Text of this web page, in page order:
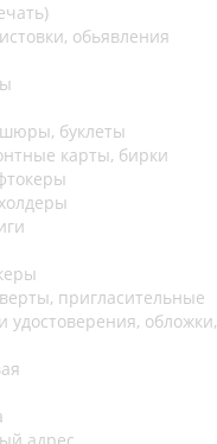
обьявления
буклеты
карты, бирки
пригласительные
удостоверения, обложки,